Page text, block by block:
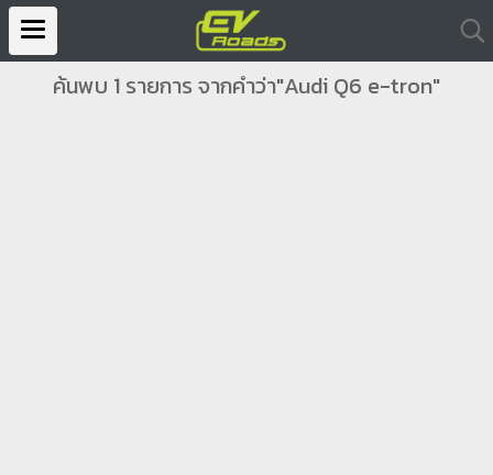
ค้นพบ 1 รายการ จากคำว่า"Audi Q6 e-tron"